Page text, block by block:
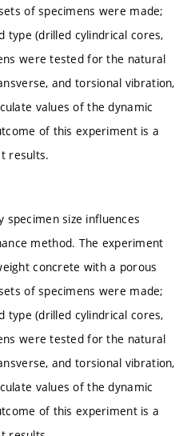
of specimens were made;
type (drilled cylindrical cores,
were tested for the natural
and torsional vibration,
values of the dynamic
of this experiment is a
results.
specimen size influences
method. The experiment
concrete with a porous
of specimens were made;
type (drilled cylindrical cores,
were tested for the natural
and torsional vibration,
values of the dynamic
of this experiment is a